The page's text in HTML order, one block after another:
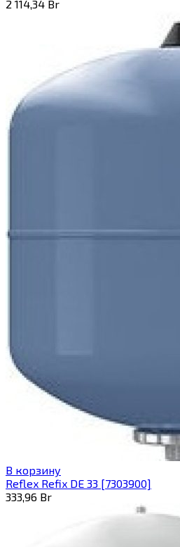
2 114,34 Br
В корзину
Reflex Refix DE 33 [7303900]
333,96 Br